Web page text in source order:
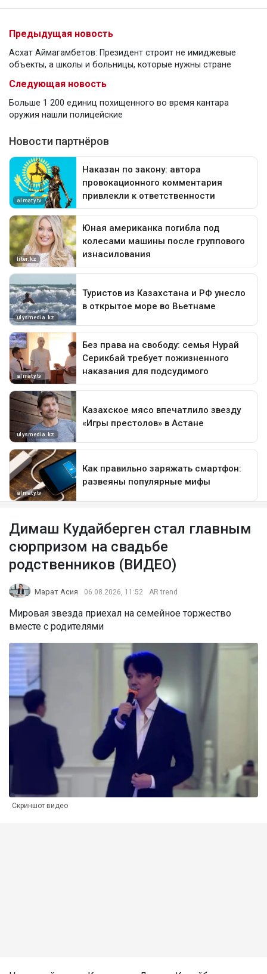
Предыдущая новость
Асхат Аймагамбетов: Президент строит не имиджевые
объекты, а школы и больницы, которые нужны стране
Следующая новость
Больше 1 200 единиц похищенного во время кантара
оружия нашли полицейские
Димаш Кудайберген стал главным
сюрпризом на свадьбе
родственников (ВИДЕО)
Марат Асия 06.08.2026, 11:52 AR trend
Мировая звезда приехал на семейное торжество
вместе с родителями
Скриншот видео